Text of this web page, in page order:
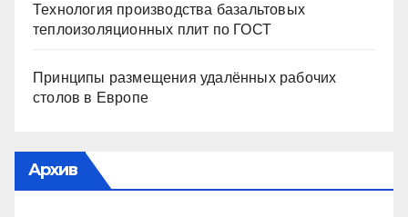
Технология производства базальтовых
теплоизоляционных плит по ГОСТ
Принципы размещения удалённых рабочих
столов в Европе
Архив